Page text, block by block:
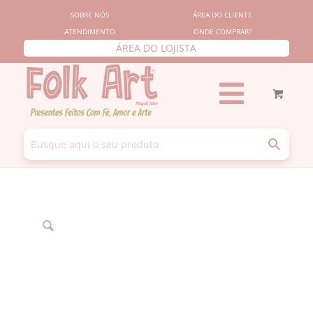
SOBRE NÓS
ÁREA DO CLIENTE
ATENDIMENTO
ONDE COMPRAR?
ÁREA DO LOJISTA